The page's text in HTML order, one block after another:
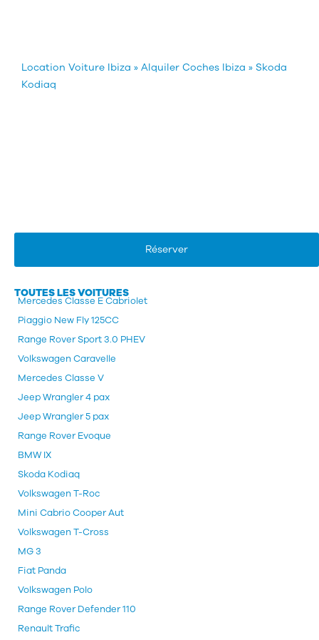
Location Voiture Ibiza » Alquiler Coches Ibiza » Skoda
Kodiaq
Réserver
TOUTES LES VOITURES
Mercedes Classe E Cabriolet
Piaggio New Fly 125CC
Range Rover Sport 3.0 PHEV
Volkswagen Caravelle
Mercedes Classe V
Jeep Wrangler 4 pax
Jeep Wrangler 5 pax
Range Rover Evoque
BMW IX
Skoda Kodiaq
Volkswagen T-Roc
Mini Cabrio Cooper Aut
Volkswagen T-Cross
MG 3
Fiat Panda
Volkswagen Polo
Range Rover Defender 110
Renault Trafic